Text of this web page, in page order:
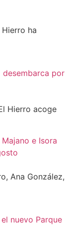
ha
desembarca por
Hierro acoge
e Isora
Ana González,
nuevo Parque